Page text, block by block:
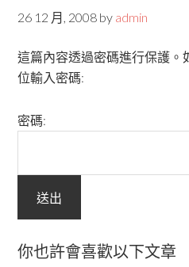
26 12 月, 2008 by admin
這篇內容透過密碼進行保護。
位輸入密碼:
密碼:
你也許會喜歡以下文章